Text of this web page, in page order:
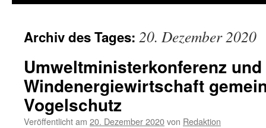
Archiv des Tages: 20. Dezember 2020
Umweltministerkonferenz und
Windenergiewirtschaft
Vogelschutz
Veröffentlicht am 20. Dezember 2020von Redaktion